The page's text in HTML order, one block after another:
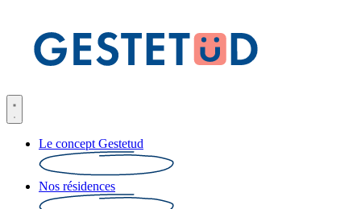
Le concept Gestetud
Nos résidences